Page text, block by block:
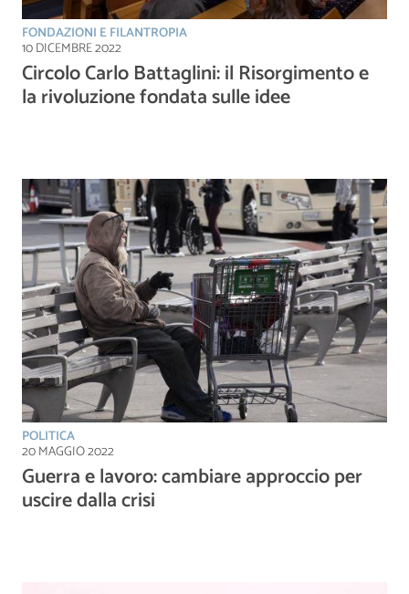
FONDAZIONI E FILANTROPIA
10 DICEMBRE 2022
Circolo Carlo Battaglini: il Risorgimento e
la rivoluzione fondata sulle idee
POLITICA
20 MAGGIO 2022
Guerra e lavoro: cambiare approccio per
uscire dalla crisi